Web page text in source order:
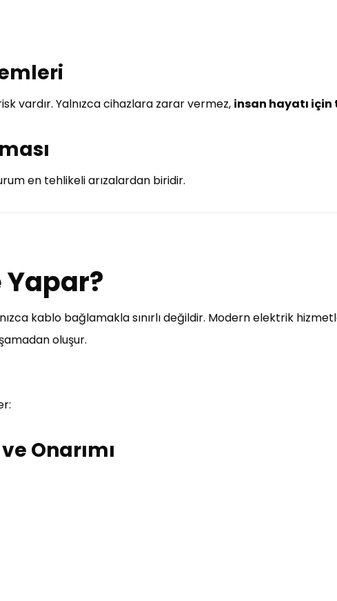
vardır. Yalnızca cihazlara zarar vermez, insan hayatı için
en tehlikeli arızalardan biridir.
Yapar?
kablo bağlamakla sınırlı değildir. Modern elektrik
oluşur.
Onarımı